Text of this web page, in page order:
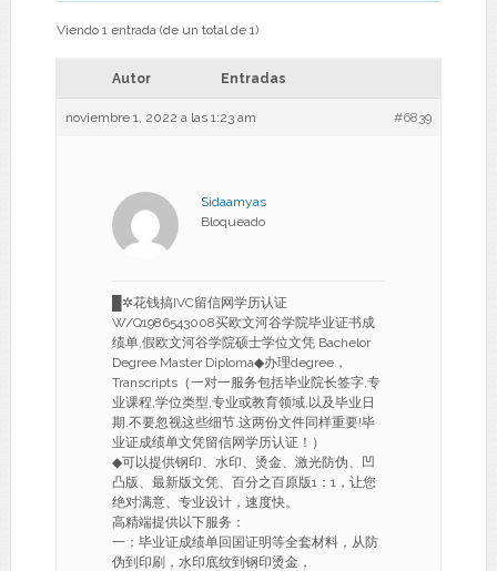
Viendo 1 entrada (de un total de 1)
Autor Entradas
noviembre 1, 2022 a las 1:23 am #6839
Sidaamyas
Bloqueado
█✲花钱搞IVC留信网学历认证
W/Q1986543008买欧文河谷学院毕业证书成
绩单,假欧文河谷学院硕士学位文凭 Bachelor
Degree Master Diploma◆办理degree，
Transcripts（一对一服务包括毕业院长签字,专
业课程,学位类型,专业或教育领域,以及毕业日
期.不要忽视这些细节.这两份文件同样重要!毕
业证成绩单文凭留信网学历认证！）
◆可以提供钢印、水印、烫金、激光防伪、凹
凸版、最新版文凭、百分之百原版1：1，让您
绝对满意、专业设计，速度快。
高精端提供以下服务：
一：毕业证成绩单回国证明等全套材料，从防
伪到印刷，水印底纹到钢印烫金，